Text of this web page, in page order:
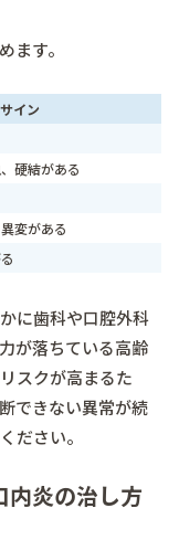
ます。
イン
硬結がある
変がある
に歯科や口腔外科
が落ちている高齢
スクが高まるた
できない異常が続
ださい。
内炎の治し方